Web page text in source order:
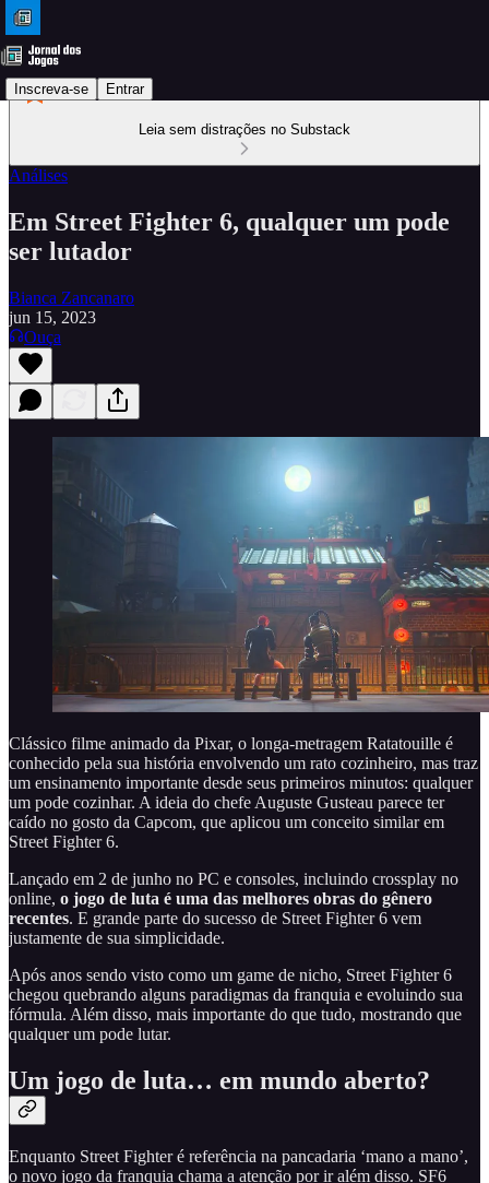
Inscreva-se Entrar
Leia sem distrações no Substack
Análises
Em Street Fighter 6, qualquer um pode
ser lutador
Bianca Zancanaro
jun 15, 2023
Ouça
Clássico filme animado da Pixar, o longa-metragem Ratatouille é
conhecido pela sua história envolvendo um rato cozinheiro, mas traz
um ensinamento importante desde seus primeiros minutos: qualquer
um pode cozinhar. A ideia do chefe Auguste Gusteau parece ter
caído no gosto da Capcom, que aplicou um conceito similar em
Street Fighter 6.
Lançado em 2 de junho no PC e consoles, incluindo crossplay no
online, o jogo de luta é uma das melhores obras do gênero
recentes. E grande parte do sucesso de Street Fighter 6 vem
justamente de sua simplicidade.
Após anos sendo visto como um game de nicho, Street Fighter 6
chegou quebrando alguns paradigmas da franquia e evoluindo sua
fórmula. Além disso, mais importante do que tudo, mostrando que
qualquer um pode lutar.
Um jogo de luta… em mundo aberto?
Enquanto Street Fighter é referência na pancadaria ‘mano a mano’,
o novo jogo da franquia chama a atenção por ir além disso. SF6